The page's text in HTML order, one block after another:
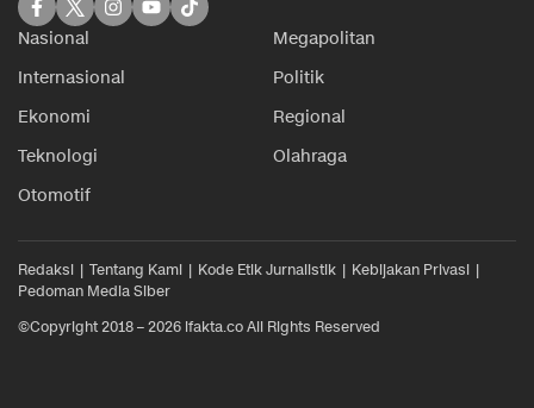
Nasional
Megapolitan
Internasional
Politik
Ekonomi
Regional
Teknologi
Olahraga
Otomotif
Redaksi Tentang Kami Kode Etik Jurnalistik
Kebijakan Privasi
Pedoman Media Siber
©Copyright 2018 – 2026 ifakta.co All Rights Reserved